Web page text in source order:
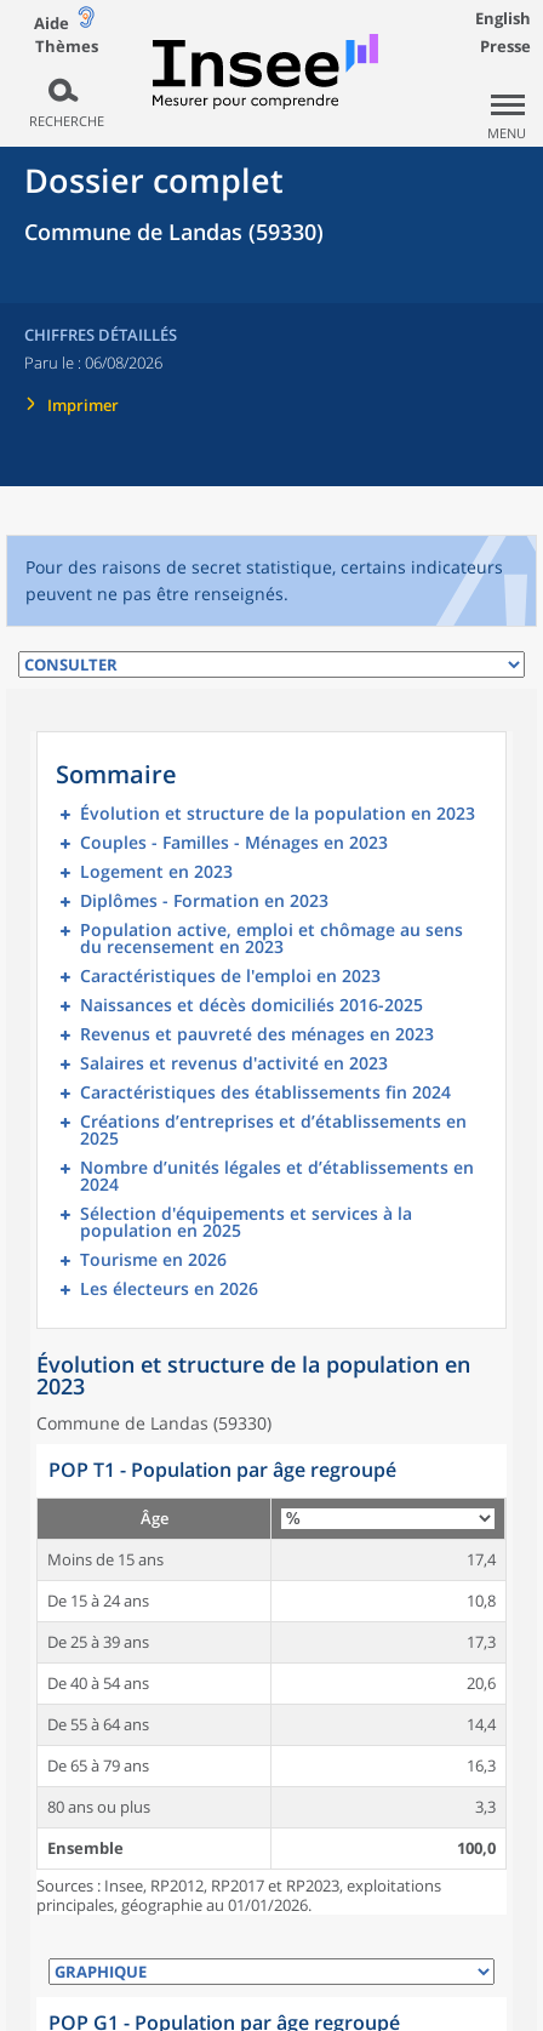
Aide
Thèmes
RECHERCHE
English
Presse
MENU
Dossier complet
Commune de Landas (59330)
CHIFFRES DÉTAILLÉS
Paru le : 06/08/2026
Imprimer
Pour des raisons de secret statistique, certains indicateurs
peuvent ne pas être renseignés.
Sommaire
Évolution et structure de la population en 2023
Couples - Familles - Ménages en 2023
Logement en 2023
Diplômes - Formation en 2023
Population active, emploi et chômage au sens
du recensement en 2023
Caractéristiques de l'emploi en 2023
Naissances et décès domiciliés 2016-2025
Revenus et pauvreté des ménages en 2023
Salaires et revenus d'activité en 2023
Caractéristiques des établissements fin 2024
Créations d’entreprises et d’établissements en
2025
Nombre d’unités légales et d’établissements en
2024
Sélection d'équipements et services à la
population en 2025
Tourisme en 2026
Les électeurs en 2026
Évolution et structure de la population en
2023
Commune de Landas (59330)
POP T1 - Population par âge regroupé
Âge
Moins de 15 ans
17,4
De 15 à 24 ans
10,8
De 25 à 39 ans
17,3
De 40 à 54 ans
20,6
De 55 à 64 ans
14,4
De 65 à 79 ans
16,3
80 ans ou plus
3,3
Ensemble
100,0
Sources : Insee, RP2012, RP2017 et RP2023, exploitations
principales, géographie au 01/01/2026.
POP G1 - Population par âge regroupé